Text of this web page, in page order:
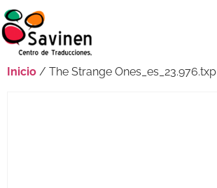
Inicio / The Strange Ones_es_23.976.txp